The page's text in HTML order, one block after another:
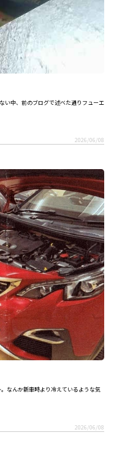
い中、前のブログで述べた通りフューエ
2026/06/08
なんか新車時より冷えているような気
2026/06/08